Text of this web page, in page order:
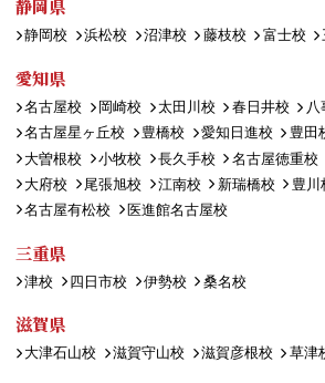
静岡県
静岡校 浜松校 沼津校 藤枝校 富士校
愛知県
名古屋校 岡崎校 太田川校 春日井校 八
名古屋星ヶ丘校
豊橋校 愛知日進校 豊田
大曽根校
小牧校 長久手校 名古屋徳重校
大府校
尾張旭校 江南校 新瑞橋校 豊川
名古屋有松校
医進館名古屋校
三重県
津校 四日市校 伊勢校 桑名校
滋賀県
大津石山校 滋賀守山校 滋賀彦根校 草津